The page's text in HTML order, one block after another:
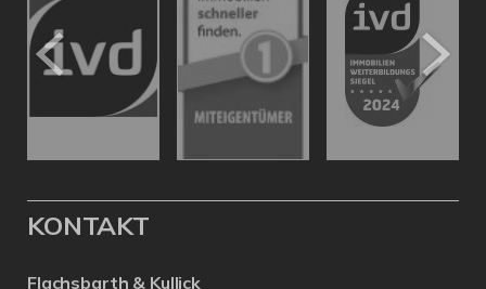
KONTAKT
Flachsbarth & Kullick